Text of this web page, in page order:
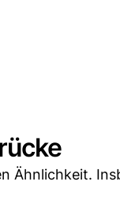
Ähnlichkeit.